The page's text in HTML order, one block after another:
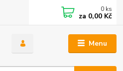
Menu
0 ks
za 0,00 Kč